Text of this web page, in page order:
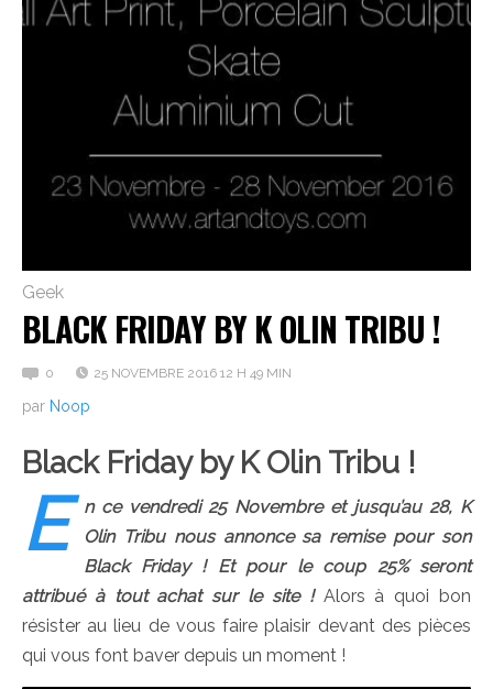
Geek
BLACK FRIDAY BY K OLIN TRIBU !
0 25 NOVEMBRE 2016 12 H 49 MIN
par Noop
Black Friday by K Olin Tribu !
E
n ce vendredi 25 Novembre et jusqu’au 28, K
Olin Tribu nous annonce sa remise pour son
Black Friday ! Et pour le coup 25% seront
attribué à tout achat sur le site !Alors à quoi bon
résister au lieu de vous faire plaisir devant des pièces
qui vous font baver depuis un moment !